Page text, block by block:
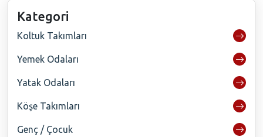
Kategori
Koltuk Takımları
Yemek Odaları
Yatak Odaları
Köşe Takımları
Genç / Çocuk